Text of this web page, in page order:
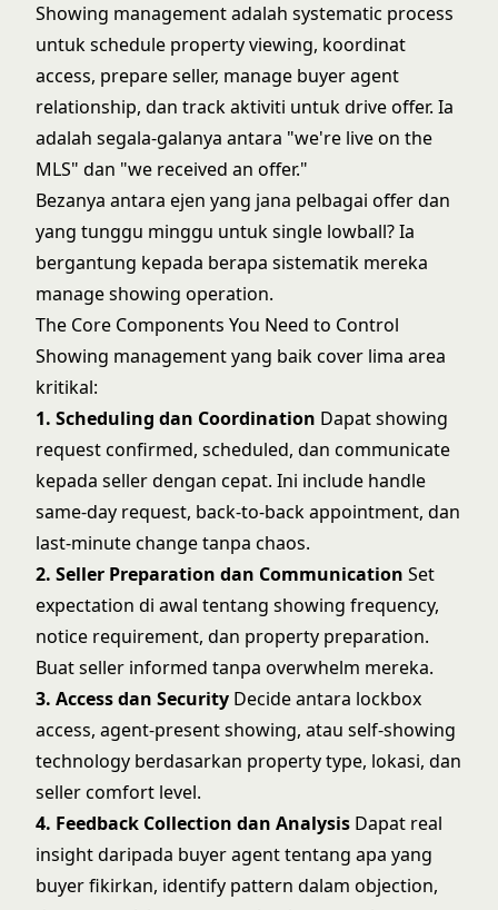
Showing management adalah systematic process
untuk schedule property viewing, koordinat
access, prepare seller, manage buyer agent
relationship, dan track aktiviti untuk drive offer. Ia
adalah segala-galanya antara "we're live on the
MLS" dan "we received an offer."
Bezanya antara ejen yang jana pelbagai offer dan
yang tunggu minggu untuk single lowball? Ia
bergantung kepada berapa sistematik mereka
manage showing operation.
The Core Components You Need to Control
Showing management yang baik cover lima area
kritikal:
1. Scheduling dan Coordination Dapat showing
request confirmed, scheduled, dan communicate
kepada seller dengan cepat. Ini include handle
same-day request, back-to-back appointment, dan
last-minute change tanpa chaos.
2. Seller Preparation dan Communication Set
expectation di awal tentang showing frequency,
notice requirement, dan property preparation.
Buat seller informed tanpa overwhelm mereka.
3. Access dan Security Decide antara lockbox
access, agent-present showing, atau self-showing
technology berdasarkan property type, lokasi, dan
seller comfort level.
4. Feedback Collection dan Analysis Dapat real
insight daripada buyer agent tentang apa yang
buyer fikirkan, identify pattern dalam objection,